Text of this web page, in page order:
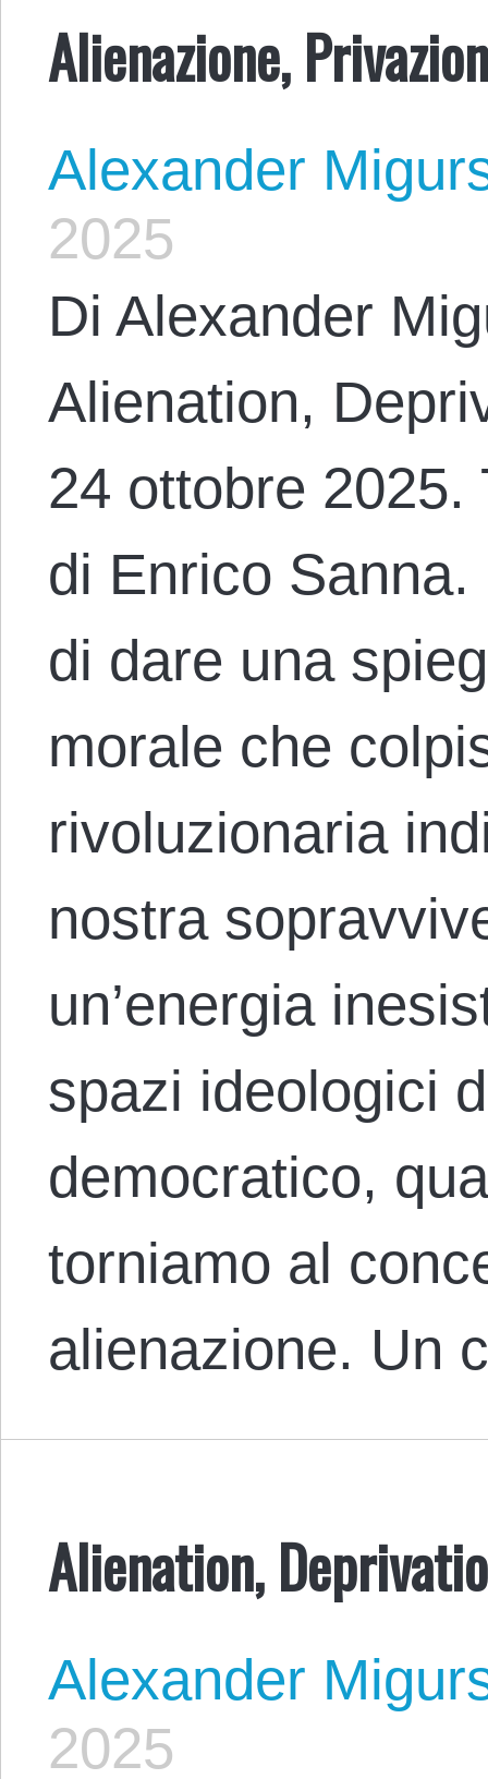
Alienazione,
Alexander
2025
Di Alexander
Alienation,
24 ottobre 2025.
di Enrico
di dare una
morale che
rivoluzionaria
nostra
un’energia
spazi ideologici
democratico,
torniamo al
alienazione. Un
Alienation,
Alexander
2025